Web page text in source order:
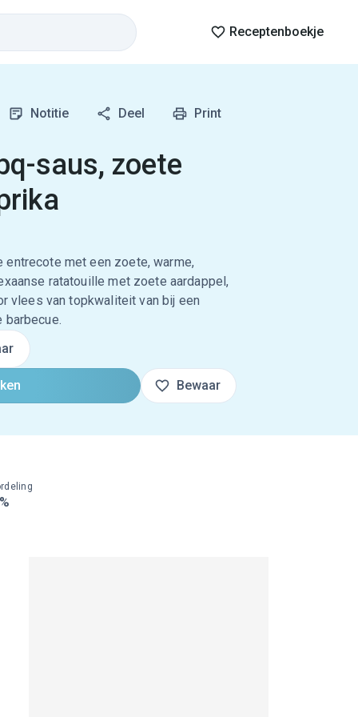
Receptenboekje
Notitie Deel Print
saus, zoete
entrecote met een zoete, warme,
ratatouille met zoete aardappel,
vlees van topkwaliteit van bij een
barbecue.
Bewaar